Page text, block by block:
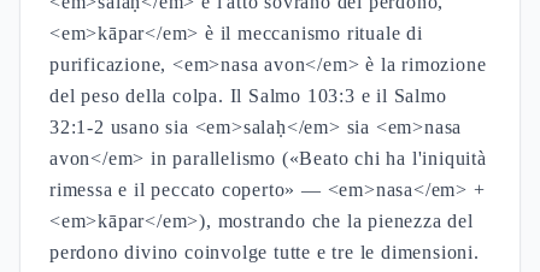
<em>kāpar</em> è il meccanismo rituale di
purificazione, <em>nasa avon</em> è la rimozione
del peso della colpa. Il Salmo 103:3 e il Salmo
32:1-2 usano sia <em>salaḥ</em> sia <em>nasa
avon</em> in parallelismo («Beato chi ha l'iniquità
rimessa e il peccato coperto» — <em>nasa</em> +
<em>kāpar</em>), mostrando che la pienezza del
perdono divino coinvolge tutte e tre le dimensioni.